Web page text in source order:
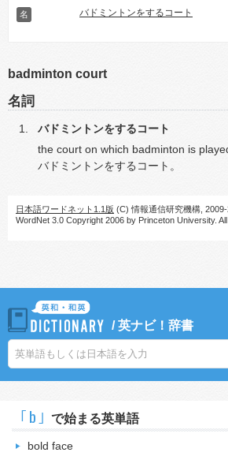
名 バドミントンをするコート
badminton court
名詞
バドミントンをするコート
the court on which badminton is
バドミントンをするコート。
日本語ワードネット1.1版 (C) 情報通信研究機構,
WordNet 3.0 Copyright 2006 by Princeton University.
/英ナビ！辞書
｢b｣ で始まる英単語
bold face